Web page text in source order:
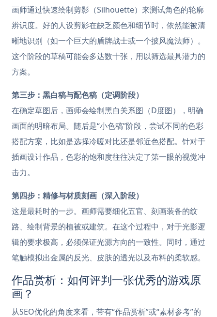
画师通过快速绘制剪影（Silhouette）来测试角色的轮廓
辨识度。好的人设剪影在缺乏颜色和细节时，依然能被清
晰地识别（如一个巨大的盾牌战士或一个披风魔法师）。
这个阶段的草稿可能会多达数十张，用以筛选最具潜力的
方案。
第三步：黑白稿与配色稿（定调阶段）
在确定草图后，画师会绘制黑白关系图（D度图），明确
画面的明暗布局。随后是“小色稿”阶段，尝试不同的色彩
搭配方案，比如是选择冷暖对比还是邻近色搭配。针对于
插画设计作品，色彩的饱和度往往决定了第一眼的视觉冲
击力。
第四步：精修与材质刻画（深入阶段）
这是最耗时的一步。画师需要细化五官、刻画装备的纹
路、绘制背景的植被或建筑。在这个过程中，对于光影逻
辑的要求极高，必须保证光源方向的一致性。同时，通过
笔触模拟出金属的反光、皮肤的透光以及布料的柔软感。
作品赏析：如何评判一张优秀的游戏原
画？
从SEO优化的角度来看，带有“作品赏析”或“素材参考”的